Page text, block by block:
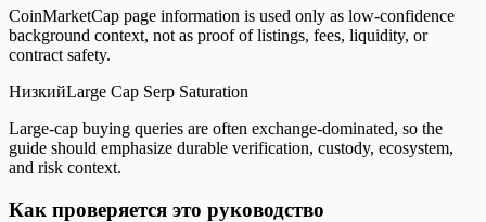
CoinMarketCap page information is used only as low-confidence
background context, not as proof of listings, fees, liquidity, or
contract safety.
НизкийLarge Cap Serp Saturation
Large-cap buying queries are often exchange-dominated, so the
guide should emphasize durable verification, custody, ecosystem,
and risk context.
Как проверяется это руководство